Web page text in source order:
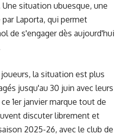
situation ubuesque, une
Laporta, qui permet
de s'engager dès aujourd'hui
la situation est plus
jusqu'au 30 juin avec leurs
1er janvier marque tout de
discuter librement et
2025-26, avec le club de